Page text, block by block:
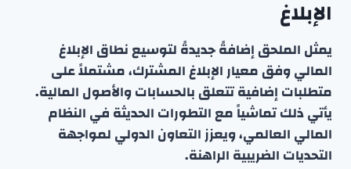
الإبلاغ
يمثل الملحق إضافةً جديدةً لتوسيع نطاق الإبلاغ
المالي وفق معيار الإبلاغ المشترك، مشتملاً على
متطلبات إضافية تتعلق بالحسابات والأصول المالية.
يأتي ذلك تماشياً مع التطورات الحديثة في النظام
المالي العالمي، ويعزز التعاون الدولي لمواجهة
التحديات الضريبية الراهنة.